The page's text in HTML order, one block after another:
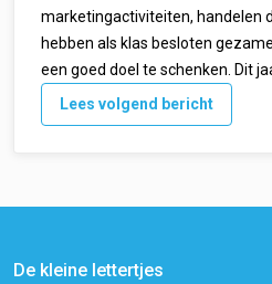
marketingactiviteiten, handelen
hebben als klas besloten
een goed doel te schenken. Dit
Lees volgend bericht
De kleine lettertjes